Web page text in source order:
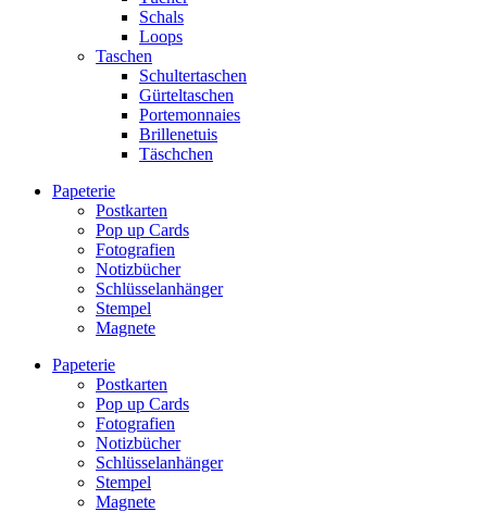
Schals
Loops
Taschen
Schultertaschen
Gürteltaschen
Portemonnaies
Brillenetuis
Täschchen
Papeterie
Postkarten
Pop up Cards
Fotografien
Notizbücher
Schlüsselanhänger
Stempel
Magnete
Papeterie
Postkarten
Pop up Cards
Fotografien
Notizbücher
Schlüsselanhänger
Stempel
Magnete